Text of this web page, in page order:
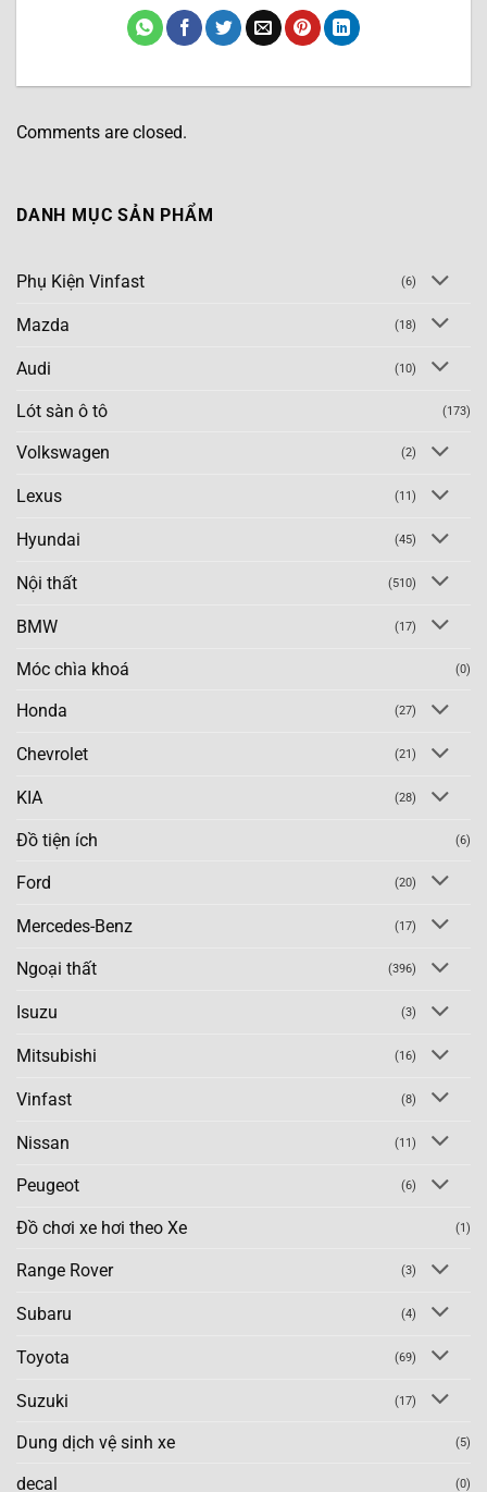
Comments are closed.
DANH MỤC SẢN PHẨM
Phụ Kiện Vinfast (6)
Mazda (18)
Audi (10)
Lót sàn ô tô (173)
Volkswagen (2)
Lexus (11)
Hyundai (45)
Nội thất (510)
BMW (17)
Móc chìa khoá (0)
Honda (27)
Chevrolet (21)
KIA (28)
Đồ tiện ích (6)
Ford (20)
Mercedes-Benz (17)
Ngoại thất (396)
Isuzu (3)
Mitsubishi (16)
Vinfast (8)
Nissan (11)
Peugeot (6)
Đồ chơi xe hơi theo Xe (1)
Range Rover (3)
Subaru (4)
Toyota (69)
Suzuki (17)
Dung dịch vệ sinh xe (5)
decal (0)